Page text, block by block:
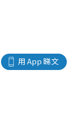
用 App 睇文